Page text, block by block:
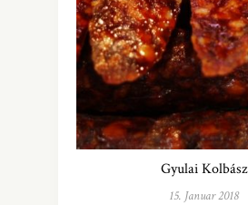
Gyulai Kolbász
15. Januar 2018